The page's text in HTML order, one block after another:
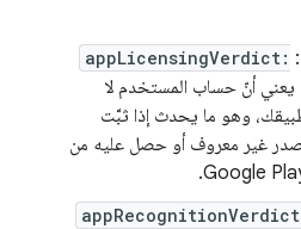
:
appLicensingVerdict:
يعني أنّ حساب المستخدم لا
وهو ما يحدث إذا ثبَّت
غير معروف أو حصل عليه من